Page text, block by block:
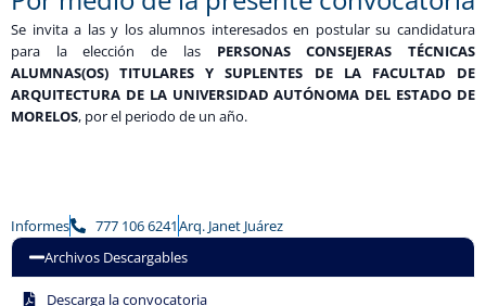
Se invita a las y los alumnos interesados en postular su candidatura
para la elección de las PERSONAS CONSEJERAS TÉCNICAS
ALUMNAS(OS) TITULARES Y SUPLENTES DE LA FACULTAD DE
ARQUITECTURA DE LA UNIVERSIDAD AUTÓNOMA DEL ESTADO DE
MORELOS, por el periodo de un año.
Informes 777 106 6241Arq. Janet Juárez
Archivos Descargables
Descarga la convocatoria